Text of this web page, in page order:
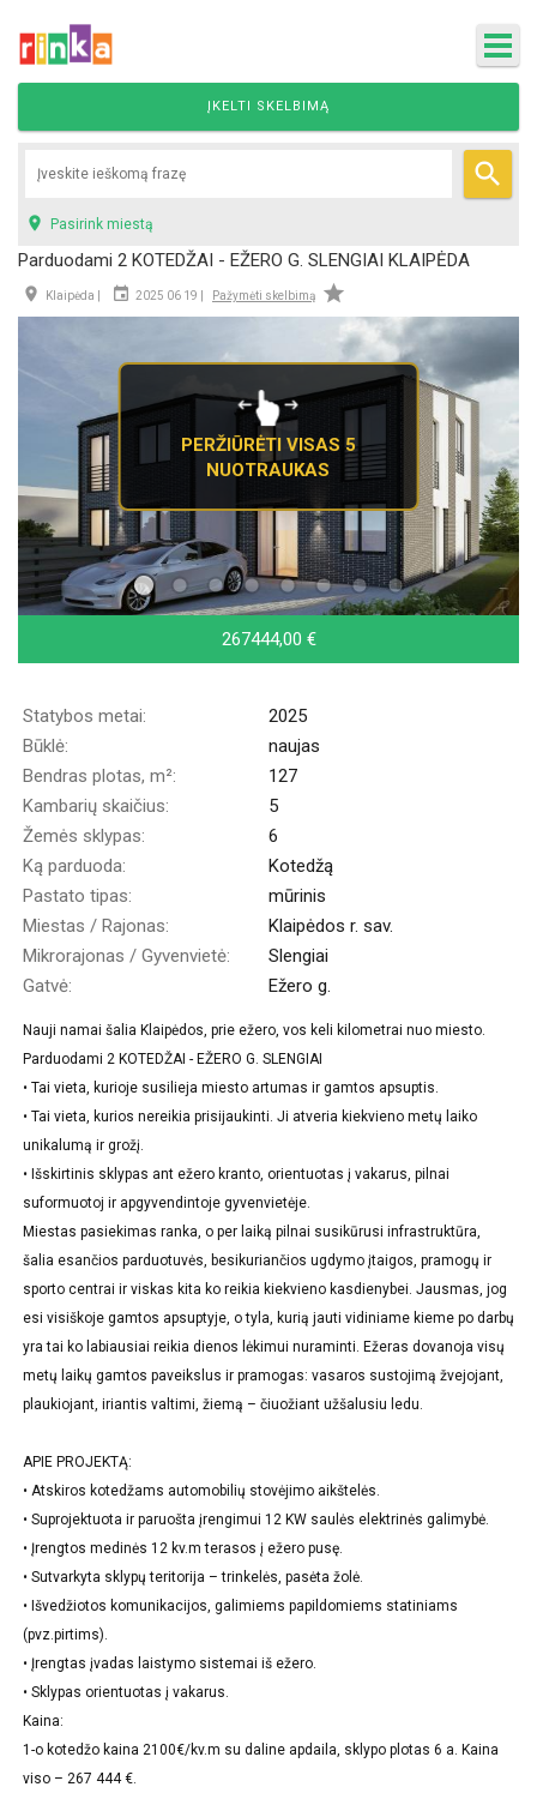
ĮKELTI SKELBIMĄ

 Pasirink miestą
Parduodami 2 KOTEDŽAI - EŽERO G. SLENGIAI KLAIPĖDA
 Klaipėda | 2025 06 19 | Pažymėti skelbimą 
267444,00 €
PERŽIŪRĖTI VISAS 5
NUOTRAUKAS
Statybos metai:
2025
Būklė:
naujas
Bendras plotas, m²:
127
Kambarių skaičius:
5
Žemės sklypas:
6
Ką parduoda:
Kotedžą
Pastato tipas:
mūrinis
Miestas / Rajonas:
Klaipėdos r. sav.
Mikrorajonas / Gyvenvietė:
Slengiai
Gatvė:
Ežero g.
Nauji namai šalia Klaipėdos, prie ežero, vos keli kilometrai nuo miesto.
Parduodami 2 KOTEDŽAI - EŽERO G. SLENGIAI
• Tai vieta, kurioje susilieja miesto artumas ir gamtos apsuptis.
• Tai vieta, kurios nereikia prisijaukinti. Ji atveria kiekvieno metų laiko
unikalumą ir grožį.
• Išskirtinis sklypas ant ežero kranto, orientuotas į vakarus, pilnai
suformuotoj ir apgyvendintoje gyvenvietėje.
Miestas pasiekimas ranka, o per laiką pilnai susikūrusi infrastruktūra,
šalia esančios parduotuvės, besikuriančios ugdymo įtaigos, pramogų ir
sporto centrai ir viskas kita ko reikia kiekvieno kasdienybei. Jausmas, jog
esi visiškoje gamtos apsuptyje, o tyla, kurią jauti vidiniame kieme po darbų
yra tai ko labiausiai reikia dienos lėkimui nuraminti. Ežeras dovanoja visų
metų laikų gamtos paveikslus ir pramogas: vasaros sustojimą žvejojant,
plaukiojant, iriantis valtimi, žiemą – čiuožiant užšalusiu ledu.
APIE PROJEKTĄ:
• Atskiros kotedžams automobilių stovėjimo aikštelės.
• Suprojektuota ir paruošta įrengimui 12 KW saulės elektrinės galimybė.
• Įrengtos medinės 12 kv.m terasos į ežero pusę.
• Sutvarkyta sklypų teritorija – trinkelės, pasėta žolė.
• Išvedžiotos komunikacijos, galimiems papildomiems statiniams
(pvz.pirtims).
• Įrengtas įvadas laistymo sistemai iš ežero.
• Sklypas orientuotas į vakarus.
Kaina:
1-o kotedžo kaina 2100€/kv.m su daline apdaila, sklypo plotas 6 a. Kaina
viso – 267 444 €.